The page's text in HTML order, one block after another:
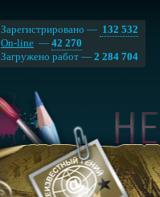
Зарегистрировано — 132 532
On-line — 42 270
Загружено работ — 2 284 704